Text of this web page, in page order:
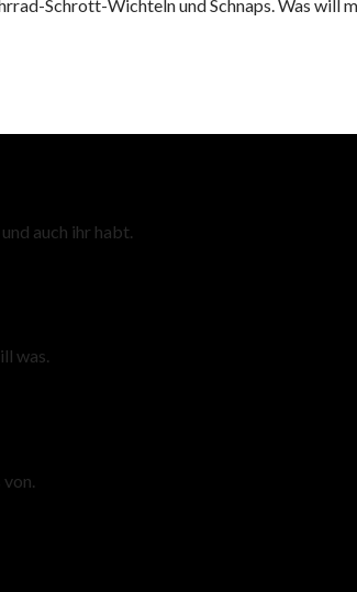
Schrott-Wichteln und Schnaps. Was will
auch ihr habt.
was.